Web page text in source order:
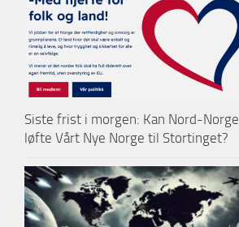
Siste frist i morgen: Kan Nord-Norge
løfte Vårt Nye Norge til Stortinget?